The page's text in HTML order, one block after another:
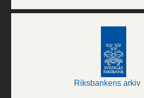
Riksbankens arkiv